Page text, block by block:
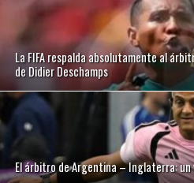
La FIFA respalda absolutamente al
de Didier Deschamps
El árbitro de Argentina – Inglaterra: un